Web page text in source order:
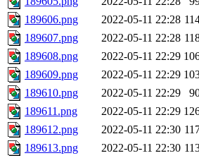
189606.png
2022-05-11 22:28
189607.png
2022-05-11 22:28
189608.png
2022-05-11 22:29
189609.png
2022-05-11 22:29
189610.png
2022-05-11 22:29
189611.png
2022-05-11 22:29
189612.png
2022-05-11 22:30
189613.png
2022-05-11 22:30